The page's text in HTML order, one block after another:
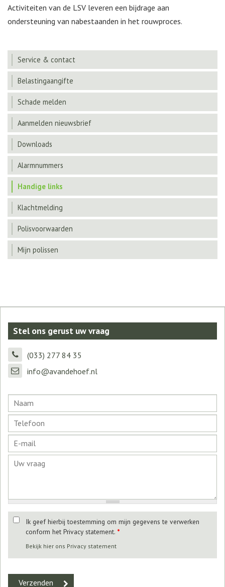
Activiteiten van de LSV leveren een bijdrage aan
ondersteuning van nabestaanden in het rouwproces.
Service & contact
Belastingaangifte
Schade melden
Aanmelden nieuwsbrief
Downloads
Alarmnummers
Handige links
Klachtmelding
Polisvoorwaarden
Mijn polissen
Stel ons gerust uw vraag
(033) 277 84 35
info@avandehoef.nl
Ik geef hierbij toestemming om mijn gegevens te verwerken
conform het Privacy statement. *
Bekijk hier ons Privacy statement